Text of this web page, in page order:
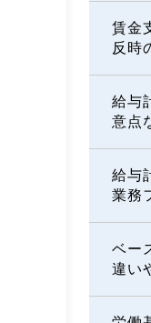
賃金
反時
給与
意点
給与
業務
ベー
違い